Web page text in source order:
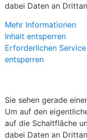
dabei Daten an
Mehr Informationen
Inhalt entsperren
Erforderlichen
entsperren
Sie sehen gerade
Um auf den
auf die Schaltfläche
dabei Daten an